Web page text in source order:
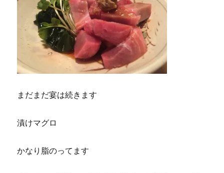
まだまだ宴は続きます
漬けマグロ
かなり脂のってます